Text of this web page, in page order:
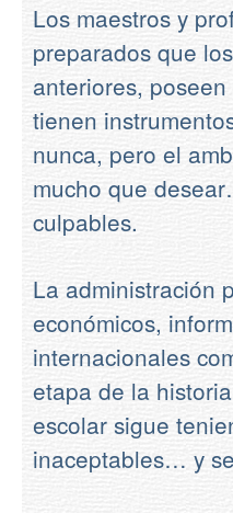
Los maestros y
preparados que
anteriores,
tienen
nunca, pero el
mucho que
culpables.
La administración
económicos,
internacionales
etapa de la
escolar sigue
inaceptables… y